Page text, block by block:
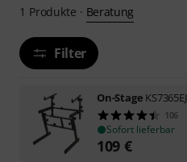
1 Produkte · Beratung
Filter
On-Stage KS7365EJ
106
Sofort lieferbar
109 €